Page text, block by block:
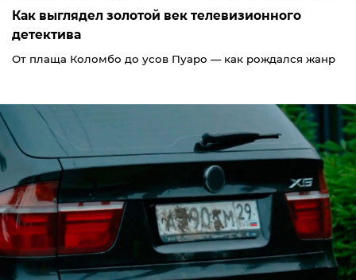
Как выглядел золотой век телевизионного
детектива
От плаща Коломбо до усов Пуаро — как рождался жанр